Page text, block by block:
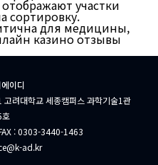
участки
сортировку.
для медицины,
казино отзывы
이디
려대학교 세종캠퍼스 과학기술1관
: 0303-3440-1463
ad.kr